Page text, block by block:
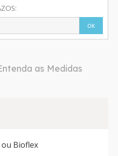
OK
as Medidas
Bioflex